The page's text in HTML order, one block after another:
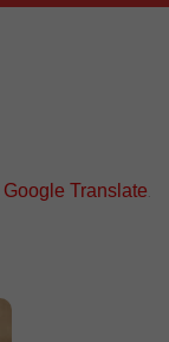
Google Translate .